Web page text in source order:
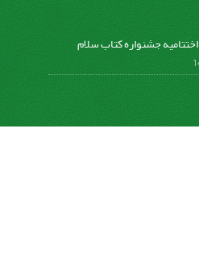
پنج شنبه 14 دی ماه 1402 اختتامیه جشنواره کتاب سلام